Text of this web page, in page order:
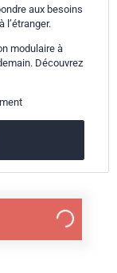
aux besoins
l’étranger.
modulaire à
Découvrez